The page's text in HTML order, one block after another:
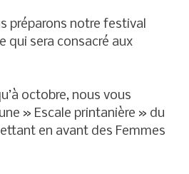
préparons notre festival
qui sera consacré aux
octobre, nous vous
» Escale printanière » du
en avant des Femmes